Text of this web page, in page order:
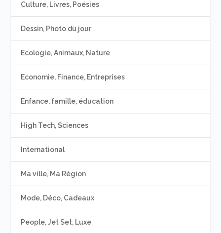
Culture, Livres, Poésies
Dessin, Photo du jour
Ecologie, Animaux, Nature
Economie, Finance, Entreprises
Enfance, famille, éducation
High Tech, Sciences
International
Ma ville, Ma Région
Mode, Déco, Cadeaux
People, Jet Set, Luxe